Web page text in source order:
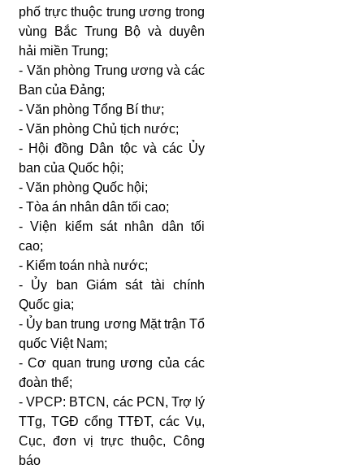
phố trực thuộc trung ương trong
vùng Bắc Trung Bộ và duyên
hải miền Trung;
- Văn phòng Trung ương và các
Ban của Đảng;
- Văn phòng Tổng Bí thư;
- Văn phòng Chủ tịch nước;
- Hội đồng Dân tộc và các Ủy
ban của Quốc hội;
- Văn phòng Quốc hội;
- Tòa án nhân dân tối cao;
- Viện kiểm sát nhân dân tối
cao;
- Kiểm toán nhà nước;
- Ủy ban Giám sát tài chính
Quốc gia;
- Ủy ban trung ương Mặt trận Tổ
quốc Việt Nam;
- Cơ quan trung ương của các
đoàn thể;
- VPCP: BTCN, các PCN, Trợ lý
TTg, TGĐ cổng TTĐT, các Vụ,
Cục, đơn vị trực thuộc, Công
báo